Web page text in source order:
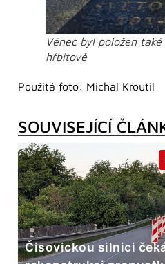
Věnec byl položen
hřbitově
Použitá foto: Michal Kroutil
SOUVISEJÍCÍ
Čisovickou silnici